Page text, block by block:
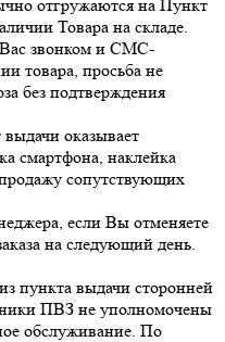
отгружаются на Пункт
Товара на складе.
звонком и СМС-
товара, просьба не
без подтверждения
оказывает
смартфона, наклейка
сопутствующих
если Вы отменяете
на следующий день.
пункта выдачи сторонней
ПВЗ не уполномочены
обслуживание. По